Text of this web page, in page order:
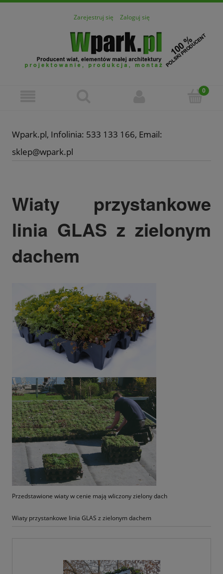
Zarejestruj się Zaloguj się
Wpark.pl, Infolinia: 533 133 166, Email:
sklep@wpark.pl
Wiaty przystankowe
linia GLAS z zielonym
dachem
Przedstawione wiaty w cenie mają wliczony zielony dach
Wiaty przystankowe linia GLAS z zielonym dachem